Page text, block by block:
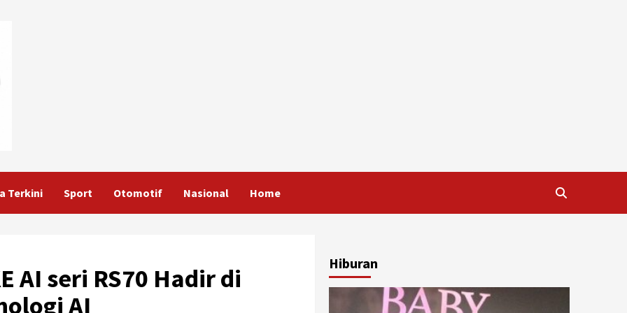
Terkini Sport Otomotif Nasional Home
AI seri RS70 Hadir di
AI
Hiburan